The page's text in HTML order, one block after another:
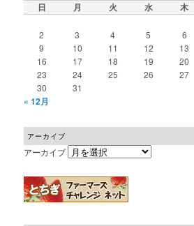
日 月 火 水 木
2
3 4 5 6
9
10 11 12 13
16
17 18 19 20
23
24 25 26 27
30
31
« 12月
アーカイブ
アーカイブ